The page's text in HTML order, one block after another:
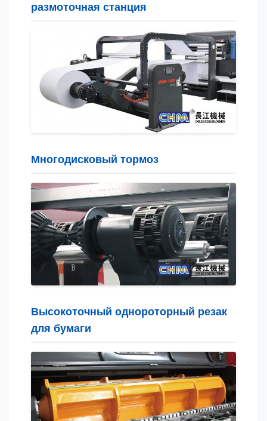
размоточная станция
Многодисковый тормоз
Высокоточный однороторный резак
для бумаги